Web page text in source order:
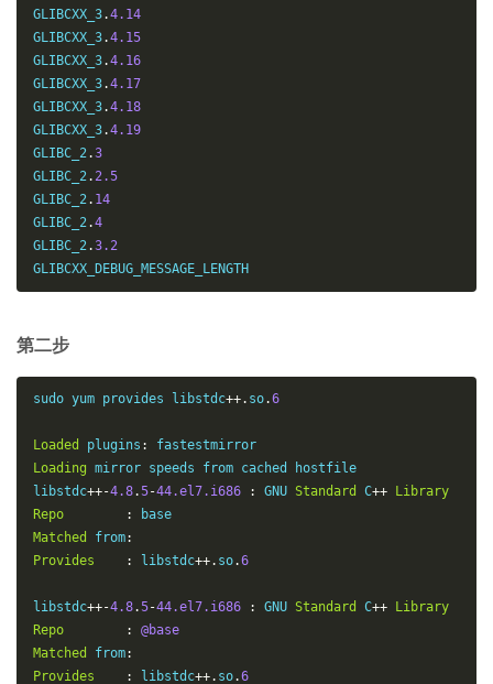
GLIBCXX_3.4.14
GLIBCXX_3.4.15
GLIBCXX_3.4.16
GLIBCXX_3.4.17
GLIBCXX_3.4.18
GLIBCXX_3.4.19
GLIBC_2.3
GLIBC_2.2.5
GLIBC_2. 14
GLIBC_2.4
GLIBC_2.3.2
GLIBCXX_DEBUG_MESSAGE_LENGTH
第二步
sudo yum provides libstdc++. so.6
Loaded plugins :
Loading mirror speeds from cached hostfile
libstdc++-4.8.5-44.el7.i686 : GNU Standard C++
Library
Repo
:
Matched
from:
Provides
: libstdc++. so.6
libstdc++-4.8.5-44.el7.i686 : GNU Standard C++
Library
Repo
:
@base
Matched
from:
Provides
: libstdc++. so.6